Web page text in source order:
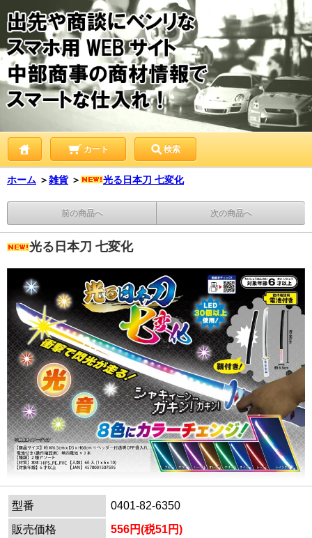
カート 検索
ホーム ＞雑貨 ＞ 光る日本刀 七変化
前の商品へ 次の商品へ
光る日本刀 七変化
型番
0401-82-6350
販売価格
556円(税51円)